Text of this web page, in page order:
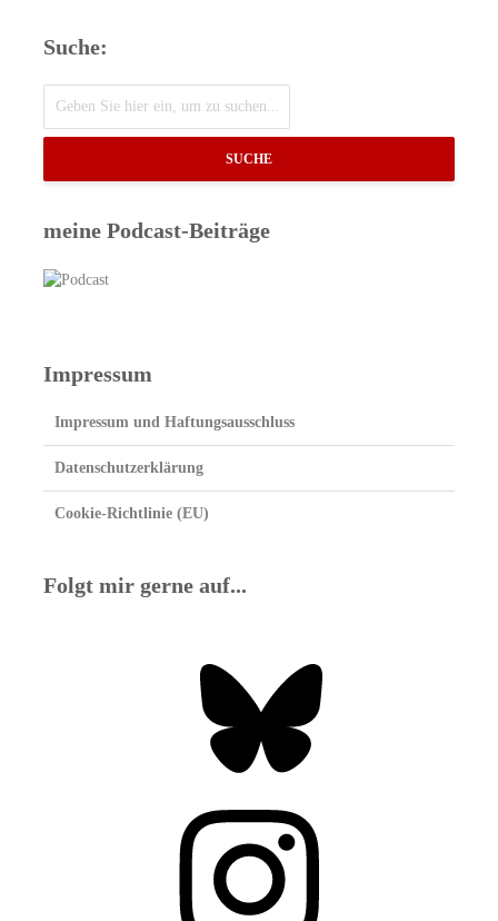
Suche:
SUCHE
meine Podcast-Beiträge
Impressum
Impressum und Haftungsausschluss
Datenschutzerklärung
Cookie-Richtlinie (EU)
Folgt mir gerne auf...